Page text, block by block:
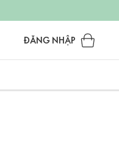
ĐĂNG NHẬP